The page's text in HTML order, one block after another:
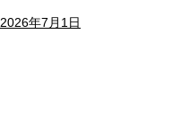
2026年7月1日